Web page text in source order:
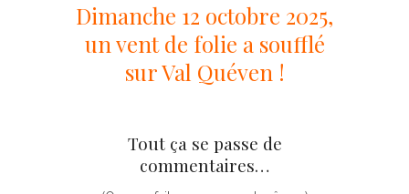
Dimanche 12 octobre 2025,
un vent de folie a soufflé
sur Val Quéven !
Tout ça se passe de
commentaires…